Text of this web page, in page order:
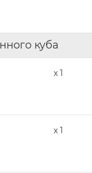
куба
x 1
x 1